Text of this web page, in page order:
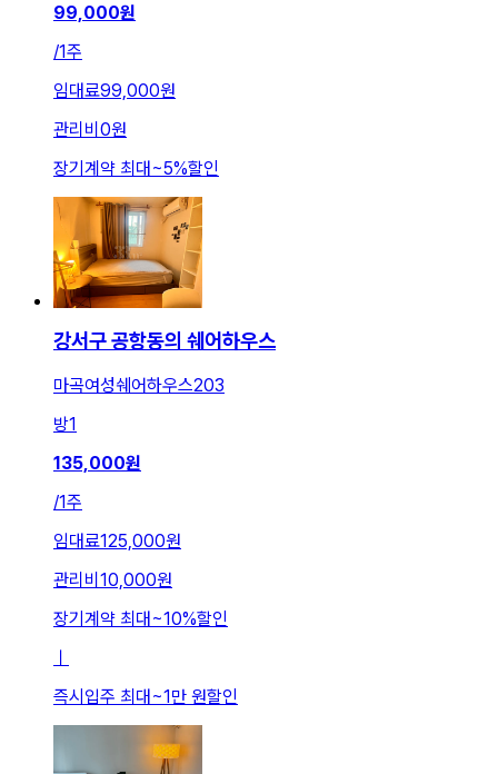
99,000원
/1주
임대료99,000원
관리비 0원
장기계약 최대~5%할인
강서구 공항동의 쉐어하우스
마곡여성쉐어하우스203
방1
135,000원
/1주
임대료125,000원
관리비 10,000원
장기계약 최대 ~10%할인
즉시입주 최대 ~1만 원할인